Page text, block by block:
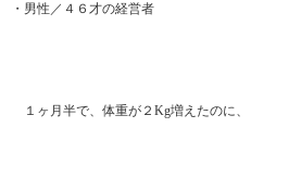
・男性／４６才の経営者
１ヶ月半で、体重が２Kg増えたのに、